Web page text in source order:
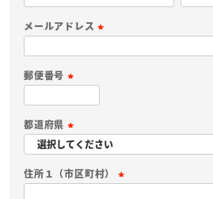
)
須
)
メールアドレス
須
)
郵便番号
須
)
都道府県
(
必
須
住所１（市区町村）